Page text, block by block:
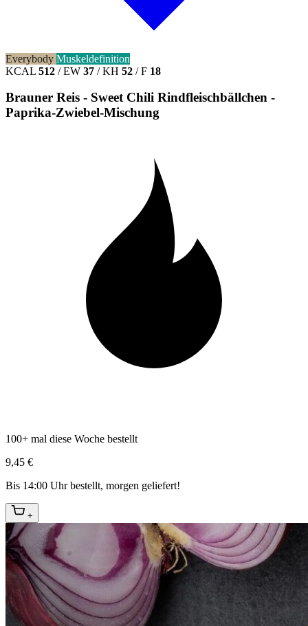
Everybody Muskeldefinition
KCAL 512 / EW 37 / KH 52 / F 18
Brauner Reis - Sweet Chili Rindfleischbällchen -
Paprika-Zwiebel-Mischung
100+ mal diese Woche bestellt
9,45 €
Bis 14:00 Uhr bestellt, morgen geliefert!
+